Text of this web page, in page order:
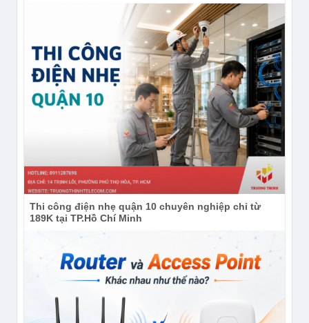
Thi công điện nhẹ quận 10 chuyên nghiệp chỉ từ
189K tại TP.Hồ Chí Minh